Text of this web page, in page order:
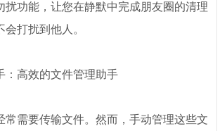
扰功能，让您在静默中完成朋友圈的清理
打扰到他人。
：高效的文件管理助手
常需要传输文件。然而，手动管理这些文